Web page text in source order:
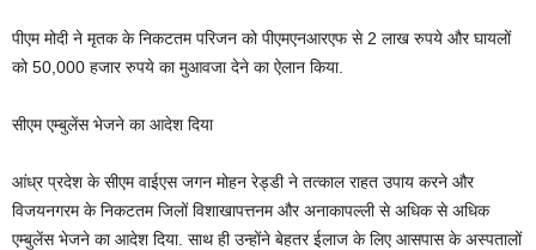
पीएम मोदी ने मृतक के निकटतम परिजन को पीएमएनआरएफ से 2 लाख रुपये और घायलों
को 50,000 हजार रुपये का मुआवजा देने का ऐलान किया.
सीएम एम्बुलेंस भेजने का आदेश दिया
आंध्र प्रदेश के सीएम वाईएस जगन मोहन रेड्डी ने तत्काल राहत उपाय करने और
विजयनगरम के निकटतम जिलों विशाखापत्तनम और अनाकापल्ली से अधिक से अधिक
एम्बुलेंस भेजने का आदेश दिया. साथ ही उन्होंने बेहतर ईलाज के लिए आसपास के अस्पतालों